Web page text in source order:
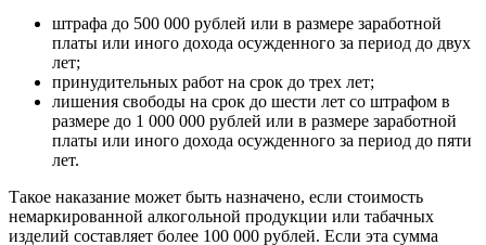
штрафа до 500 000 рублей или в размере заработной
платы или иного дохода осужденного за период до двух
лет;
принудительных работ на срок до трех лет;
лишения свободы на срок до шести лет со штрафом в
размере до 1 000 000 рублей или в размере заработной
платы или иного дохода осужденного за период до пяти
лет.
Такое наказание может быть назначено, если стоимость
немаркированной алкогольной продукции или табачных
изделий составляет более 100 000 рублей. Если эта сумма